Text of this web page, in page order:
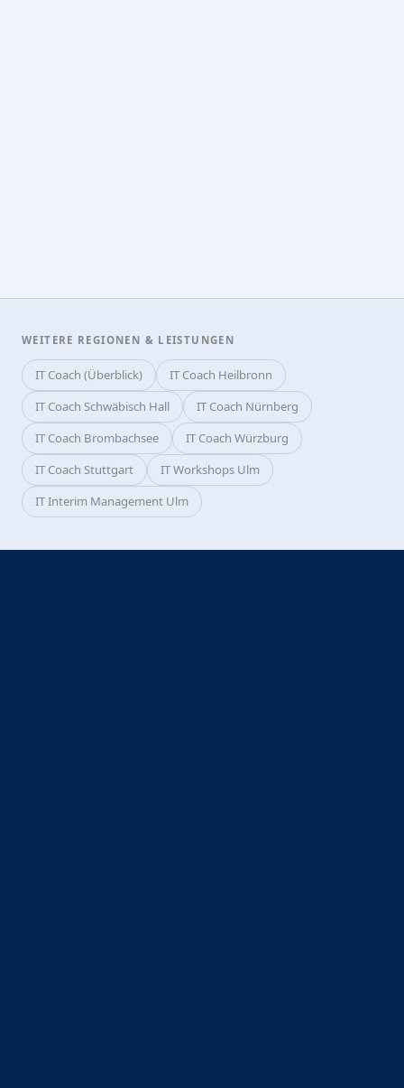
WEITERE REGIONEN & LEISTUNGEN
IT Coach (Überblick)
IT Coach Heilbronn
IT Coach Schwäbisch Hall
IT Coach Nürnberg
IT Coach Brombachsee
IT Coach Würzburg
IT Coach Stuttgart
IT Workshops Ulm
IT Interim Management Ulm